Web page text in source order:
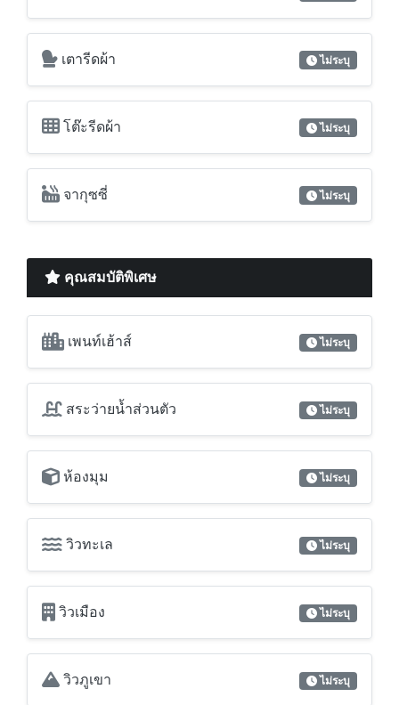
เตารีดผ้า ไม่ระบุ
โต๊ะรีดผ้า ไม่ระบุ
จากุซซี่ ไม่ระบุ
คุณสมบัติพิเศษ
เพนท์เฮ้าส์ ไม่ระบุ
สระว่ายน้ำส่วนตัว ไม่ระบุ
ห้องมุม ไม่ระบุ
วิวทะเล ไม่ระบุ
วิวเมือง ไม่ระบุ
วิวภูเขา ไม่ระบุ